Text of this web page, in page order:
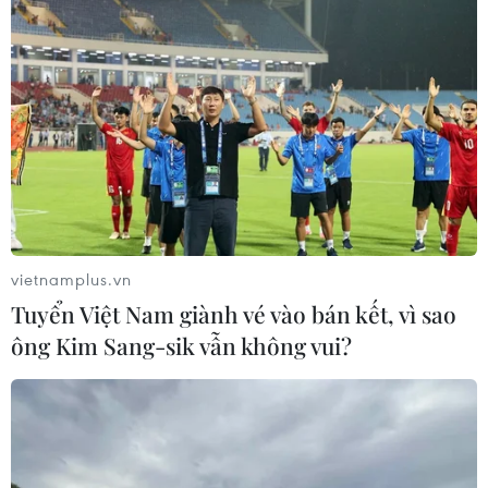
UBS bị phạt 125 triệu USD vì vi phạm
luật chống rửa tiền
04/08/2026 04:58
Xem thêm
Tổng Biên tập: TRẦN TIẾN DUẨN
vietnamplus.vn
Tuyển Việt Nam giành vé vào bán kết, vì sao
ông Kim Sang-sik vẫn không vui?